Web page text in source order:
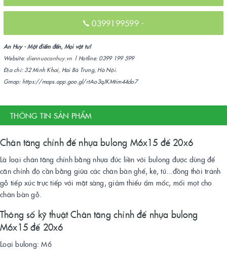
0399199599 -
An Huy - Một điểm đến, Mọi vật tư!
Website: diennuocanhuy.vn | Hotline: 0399 199 599
Địa chỉ: 32 Minh Khai, Hai Bà Trưng, Hà Nội.
Gmap: https://maps.app.goo.gl/rtAo3qJKMtim44do7
THÔNG TIN SẢN PHẨM
Chân tăng chỉnh đế nhựa bulong M6x15 đế 20x6
Là loại chân tăng chỉnh bằng nhựa đúc liền với bulong được dùng để
căn chỉnh độ cần bằng giữa các chân bàn ghế, kệ, tủ...đồng thời tránh
gỗ tiếp xúc trực tiếp với mặt sàng, giảm thiểu ẩm mốc, mối mọt cho
chân bàn gỗ.
Thông số kỹ thuật Chân tăng chỉnh đế nhựa bulong
M6x15 đế 20x6
Loại bulong: M6